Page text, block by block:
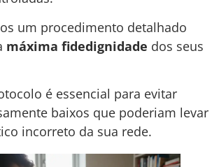
um procedimento detalhado
máxima fidedignidade dos seus
é essencial para evitar
baixos que poderiam levar
incorreto da sua rede.